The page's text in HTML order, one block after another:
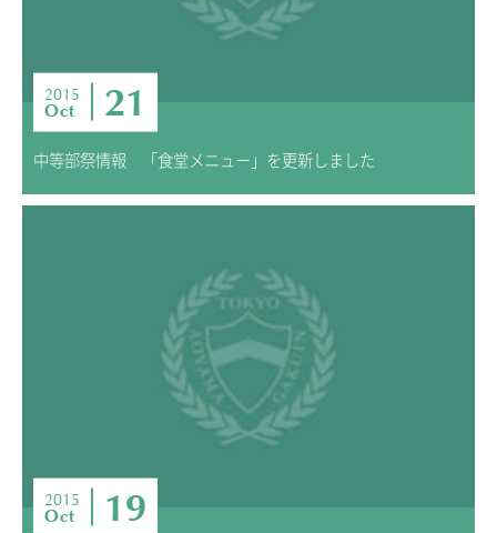
2015
Oct 21
中等部祭情報 「食堂メニュー」を更新しました
2015
Oct 19